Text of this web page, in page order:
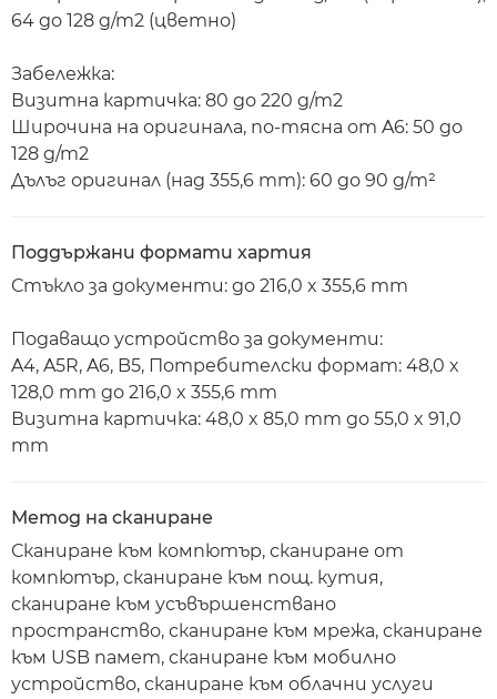
64 до 128 g/m2 (цветно)
Забележка:
Визитна картичка: 80 до 220 g/m2
Широчина на оригинала, по-тясна от A6: 50 до
128 g/m2
Дълъг оригинал (над 355,6 mm): 60 до 90 g/m²
Поддържани формати хартия
Стъкло за документи: до 216,0 x 355,6 mm
Подаващо устройство за документи:
A4, A5R, A6, B5, Потребителски формат: 48,0 x
128,0 mm до 216,0 x 355,6 mm
Визитна картичка: 48,0 x 85,0 mm до 55,0 x 91,0
mm
Метод на сканиране
Сканиране към компютър, сканиране от
компютър, сканиране към пощ. кутия,
сканиране към усъвършенствано
пространство, сканиране към мрежа, сканиране
към USB памет, сканиране към мобилно
устройство, сканиране към облачни услуги